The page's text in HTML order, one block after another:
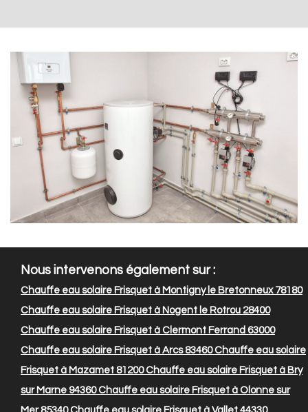
Nous intervenons également sur :
Chauffe eau solaire Frisquet à Montigny le Bretonneux 78180
Chauffe eau solaire Frisquet à Nogent le Rotrou 28400
Chauffe eau solaire Frisquet à Clermont Ferrand 63000
Chauffe eau solaire Frisquet à Arcs 83460Chauffe eau solaire
Frisquet à Mazamet 81200Chauffe eau solaire Frisquet à Bry
sur Marne 94360Chauffe eau solaire Frisquet à Olonne sur